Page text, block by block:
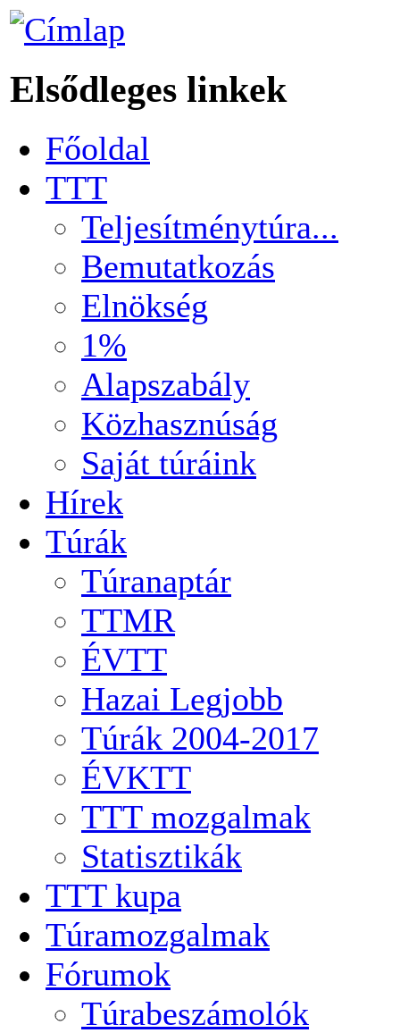
Elsődleges linkek
Főoldal
TTT
Teljesítménytúra...
Bemutatkozás
Elnökség
1%
Alapszabály
Közhasznúság
Saját túráink
Hírek
Túrák
Túranaptár
TTMR
ÉVTT
Hazai Legjobb
Túrák 2004-2017
ÉVKTT
TTT mozgalmak
Statisztikák
TTT kupa
Túramozgalmak
Fórumok
Túrabeszámolók